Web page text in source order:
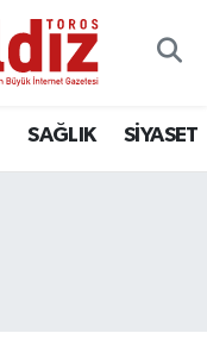
SAĞLIK SİYASET